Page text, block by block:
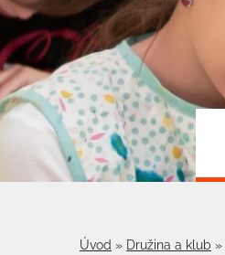
Úvod » Družina a klub »